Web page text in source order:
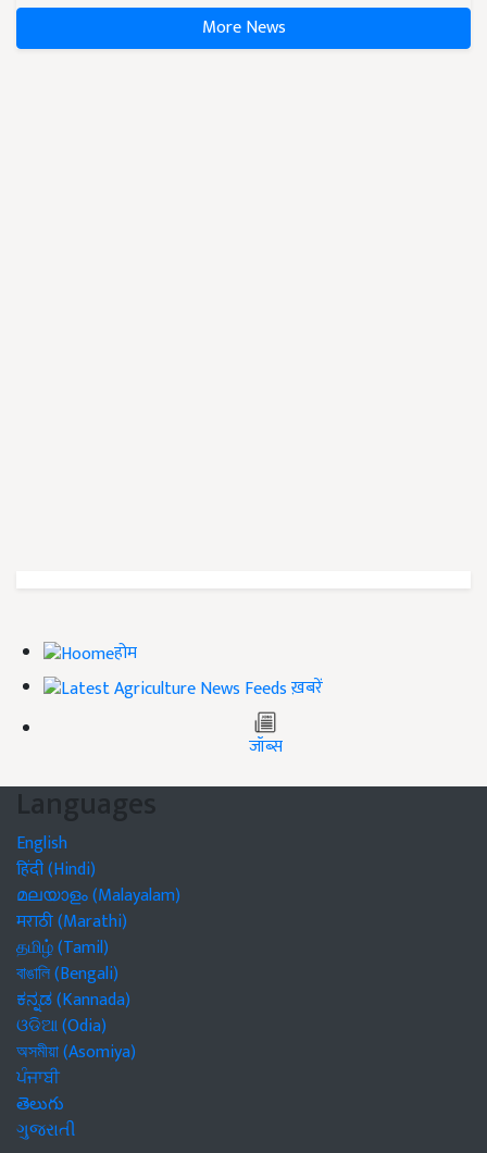
More News
होम
ख़बरें
जॉब्स
Languages
English
हिंदी (Hindi)
മലയാളം (Malayalam)
मराठी (Marathi)
தமிழ் (Tamil)
বাঙালি (Bengali)
ಕನ್ನಡ (Kannada)
ଓଡିଆ (Odia)
অসমীয়া (Asomiya)
ਪੰਜਾਬੀ
తెలుగు
ગુજરાતી